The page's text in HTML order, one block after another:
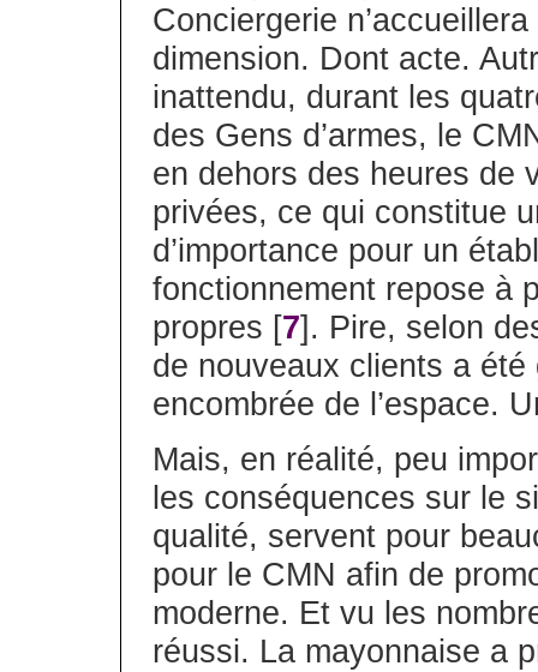
Conciergerie
dimension. Dont acte.
inattendu, durant les
des Gens d’armes, le
en dehors des heures de
privées, ce qui constitue
d’importance pour un
fonctionnement repose à
propres [7]. Pire, selon
de nouveaux clients a
encombrée de l’espace.
Mais, en réalité, peu
les conséquences sur le
qualité, servent pour
pour le CMN afin de
moderne. Et vu les
réussi. La mayonnaise a